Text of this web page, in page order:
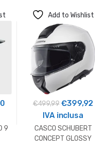
Il
attuale
9
Add to Wishlist
€499,99 Il
prezzo
originale
era:
€399,92Il
IVA inclusa
CASCO SCHUBERT
CONCEPT GLOSSY